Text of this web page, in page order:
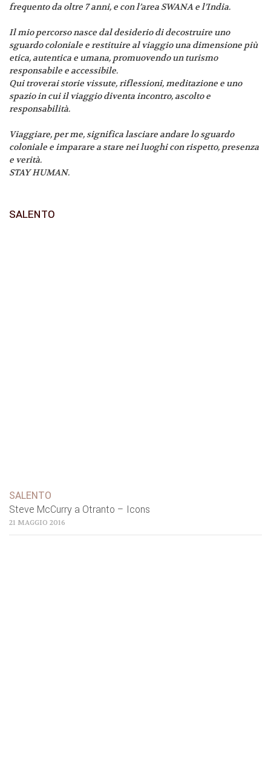
frequento da oltre 7 anni, e con l’area SWANA e l’India.
Il mio percorso nasce dal desiderio di decostruire uno
sguardo coloniale e restituire al viaggio una dimensione più
etica, autentica e umana, promuovendo un turismo
responsabile e accessibile.
Qui troverai storie vissute, riflessioni, meditazione e uno
spazio in cui il viaggio diventa incontro, ascolto e
responsabilità.
Viaggiare, per me, significa lasciare andare lo sguardo
coloniale e imparare a stare nei luoghi con rispetto, presenza
e verità.
STAY HUMAN.
SALENTO
SALENTO
Steve McCurry a Otranto – Icons
21 MAGGIO 2016